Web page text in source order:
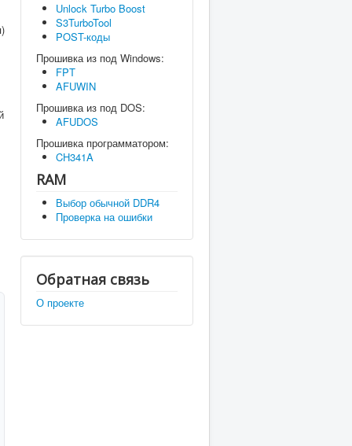
Unlock Turbo Boost
S3TurboTool
POST-коды
Прошивка из под Windows:
FPT
AFUWIN
Прошивка из под DOS:
AFUDOS
Прошивка программатором:
CH341A
RAM
Выбор обычной DDR4
Проверка на ошибки
Обратная связь
О проекте